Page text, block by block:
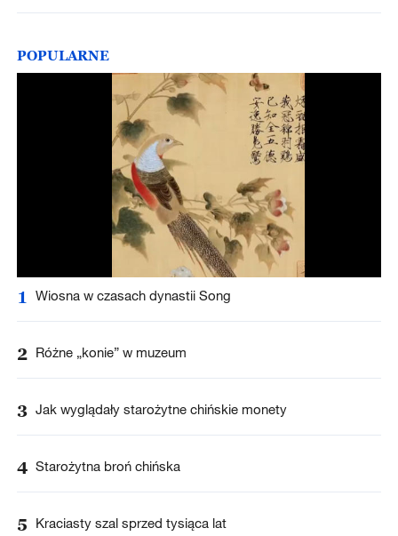
POPULARNE
1 Wiosna w czasach dynastii Song
2 Różne „konie” w muzeum
3 Jak wyglądały starożytne chińskie monety
4 Starożytna broń chińska
5 Kraciasty szal sprzed tysiąca lat